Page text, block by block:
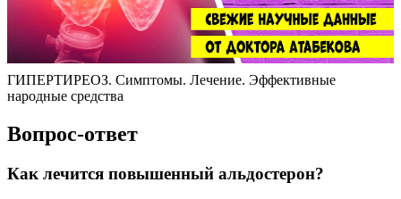
ГИПЕРТИРЕОЗ. Симптомы. Лечение. Эффективные
народные средства
Вопрос-ответ
Как лечится повышенный альдостерон?